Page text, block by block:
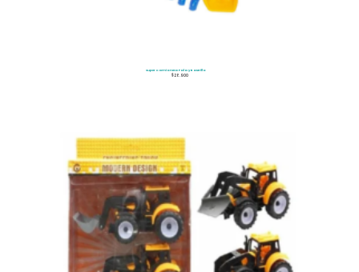
Super Camioneta Pala y Rastrillo
$28.900